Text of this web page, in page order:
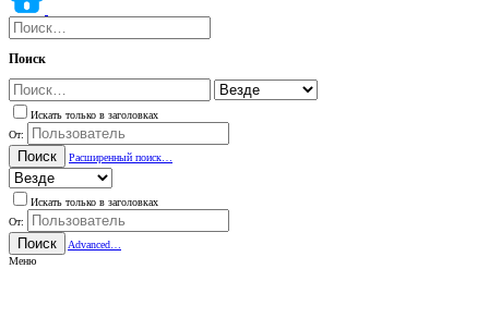
Поиск
Искать только в заголовках
От:
Поиск Расширенный поиск…
Искать только в заголовках
От:
Поиск
Advanced…
Меню